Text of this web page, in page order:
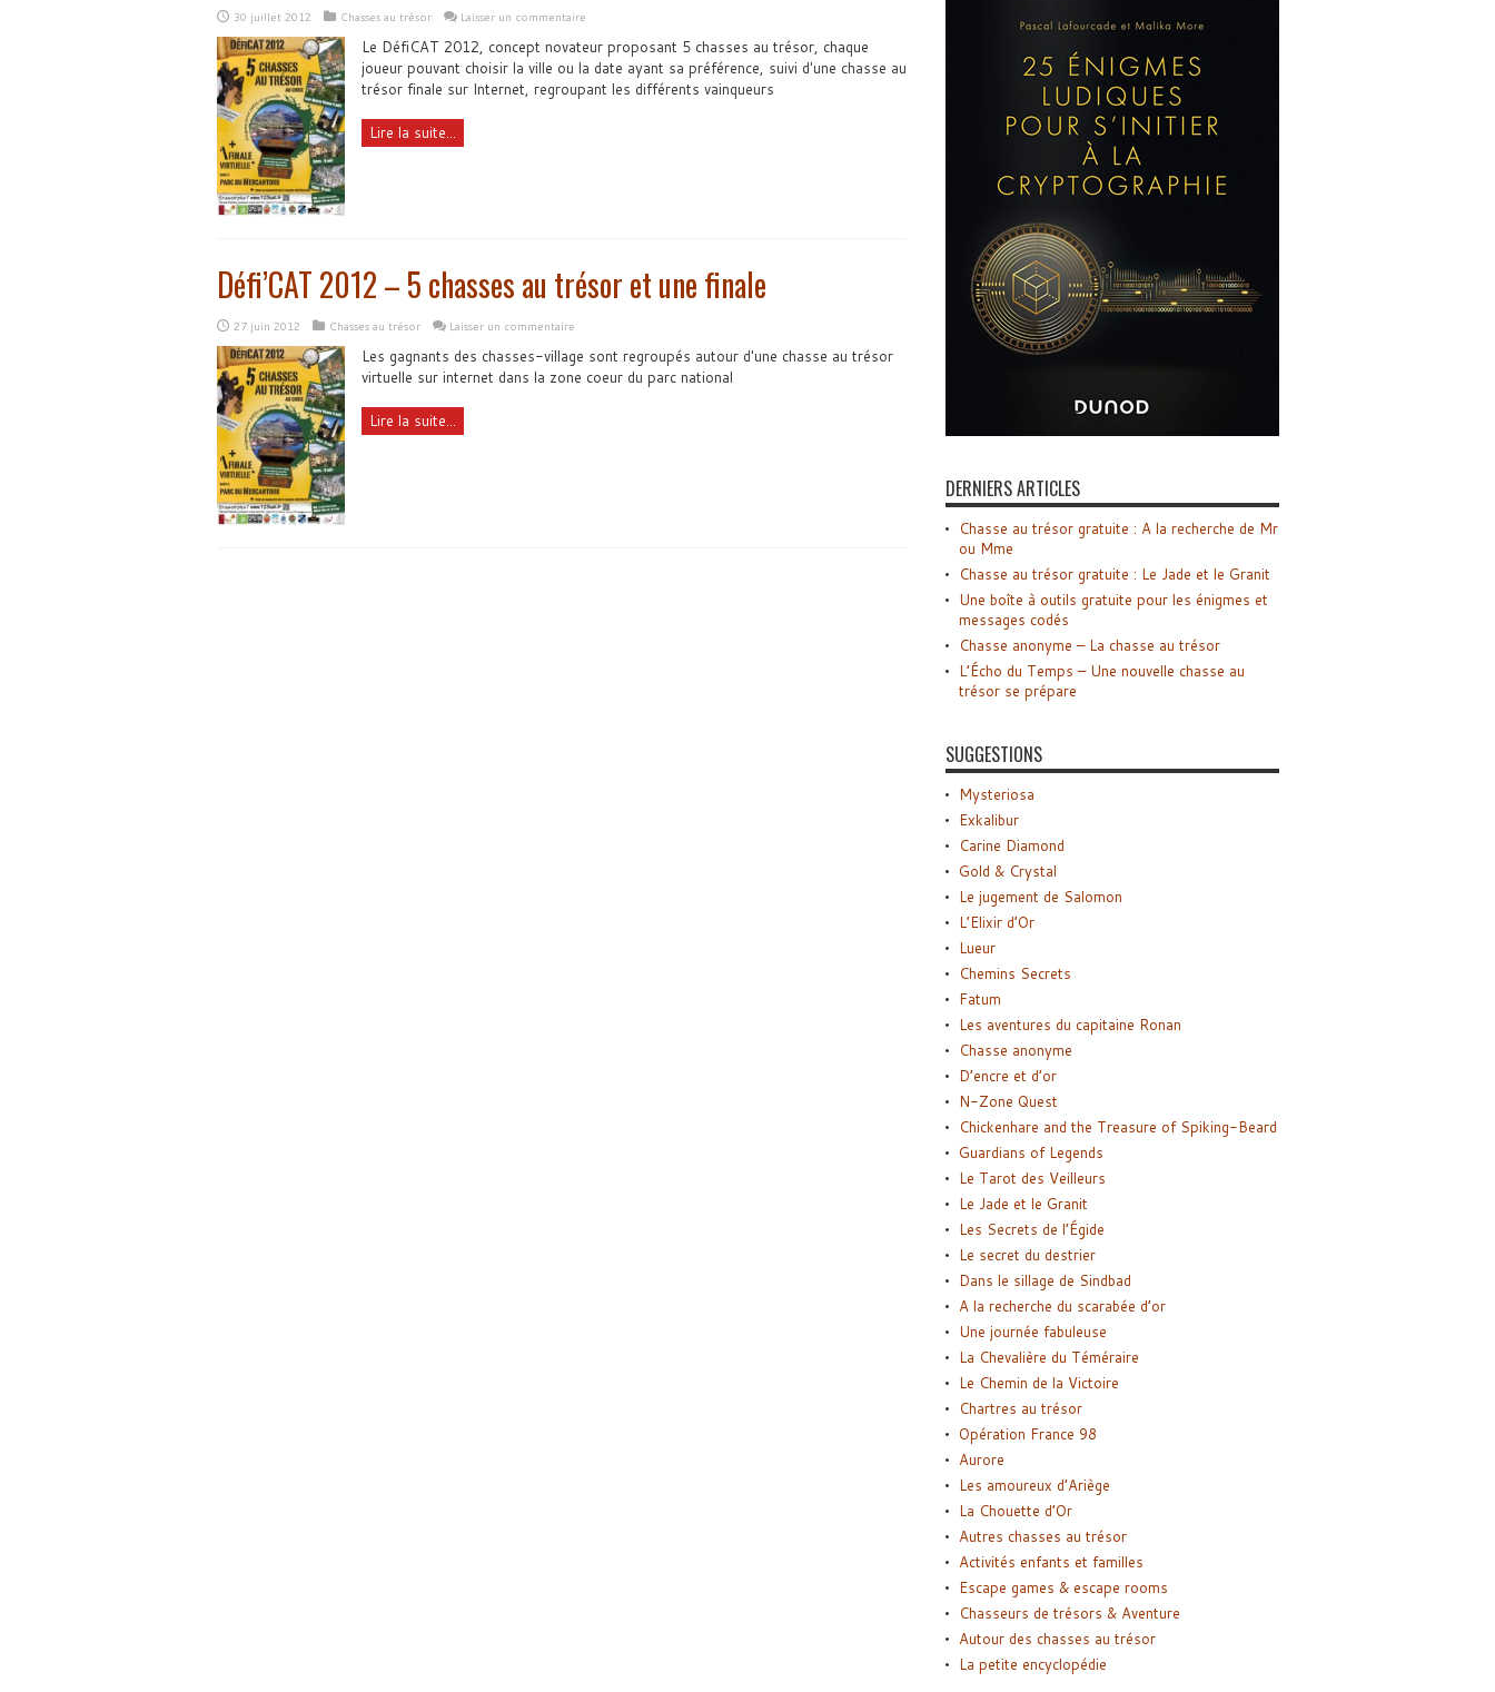
30 juillet 2012 Chasses au trésor Laisser un commentaire
Le DéfiCAT 2012, concept novateur proposant 5 chasses au trésor, chaque
joueur pouvant choisir la ville ou la date ayant sa préférence, suivi d'une chasse au
trésor finale sur Internet, regroupant les différents vainqueurs
Lire la suite...
Défi’CAT 2012 – 5 chasses au trésor et une finale
27 juin 2012 Chasses au trésor Laisser un commentaire
Les gagnants des chasses-village sont regroupés autour d'une chasse au trésor
virtuelle sur internet dans la zone coeur du parc national
Lire la suite...
DERNIERS ARTICLES
Chasse au trésor gratuite : A la recherche de Mr
ou Mme
Chasse au trésor gratuite : Le Jade et le Granit
Une boîte à outils gratuite pour les énigmes et
messages codés
Chasse anonyme – La chasse au trésor
L’Écho du Temps – Une nouvelle chasse au
trésor se prépare
SUGGESTIONS
Mysteriosa
Exkalibur
Carine Diamond
Gold & Crystal
Le jugement de Salomon
L’Elixir d’Or
Lueur
Chemins Secrets
Fatum
Les aventures du capitaine Ronan
Chasse anonyme
D’encre et d’or
N-Zone Quest
Chickenhare and the Treasure of Spiking-Beard
Guardians of Legends
Le Tarot des Veilleurs
Le Jade et le Granit
Les Secrets de l’Égide
Le secret du destrier
Dans le sillage de Sindbad
A la recherche du scarabée d’or
Une journée fabuleuse
La Chevalière du Téméraire
Le Chemin de la Victoire
Chartres au trésor
Opération France 98
Aurore
Les amoureux d’Ariège
La Chouette d’Or
Autres chasses au trésor
Activités enfants et familles
Escape games & escape rooms
Chasseurs de trésors & Aventure
Autour des chasses au trésor
La petite encyclopédie